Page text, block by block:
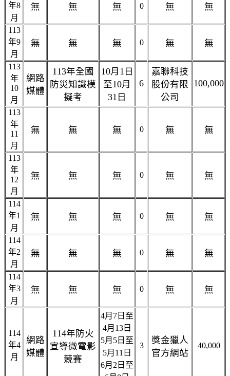
年8
月
無 無 無 0 無 無
113
年9
月
無 無 無 0 無 無
113
年
10
月
網路
媒體
113年全國
防災知識模
擬考
10月1日
至10月
31日
6
嘉聯科技
股份有限
公司
100,000
113
年
11
月
無 無 無 0 無 無
113
年
12
月
無 無 無 0 無 無
114
年1
月
無 無 無 0 無 無
114
年2
月
無 無 無 0 無 無
114
年3
月
無 無 無 0 無 無
114
年4
月
網路
媒體
114年防火
宣導微電影
競賽
4月7日至
4月13日
5月5日至
5月11日
6月2日至
3
獎金獵人
官方網站
40,000